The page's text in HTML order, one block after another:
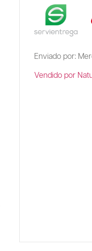
Enviado por:
Vendido por